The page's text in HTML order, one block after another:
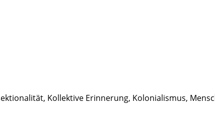
Kollektive Erinnerung, Kolonialismus,